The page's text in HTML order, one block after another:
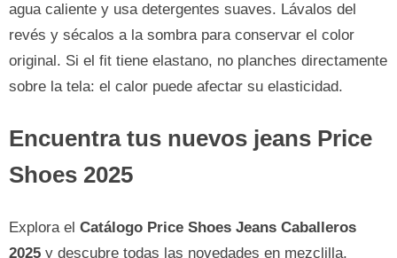
agua caliente y usa detergentes suaves. Lávalos del
revés y sécalos a la sombra para conservar el color
original. Si el fit tiene elastano, no planches directamente
sobre la tela: el calor puede afectar su elasticidad.
Encuentra tus nuevos jeans Price
Shoes 2025
Explora el Catálogo Price Shoes Jeans Caballeros
2025 y descubre todas las novedades en mezclilla,